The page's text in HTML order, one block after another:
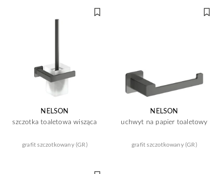
NELSON
szczotka toaletowa wisząca
grafit szczotkowany (GR)
NELSON
uchwyt na papier toaletowy
grafit szczotkowany (GR)